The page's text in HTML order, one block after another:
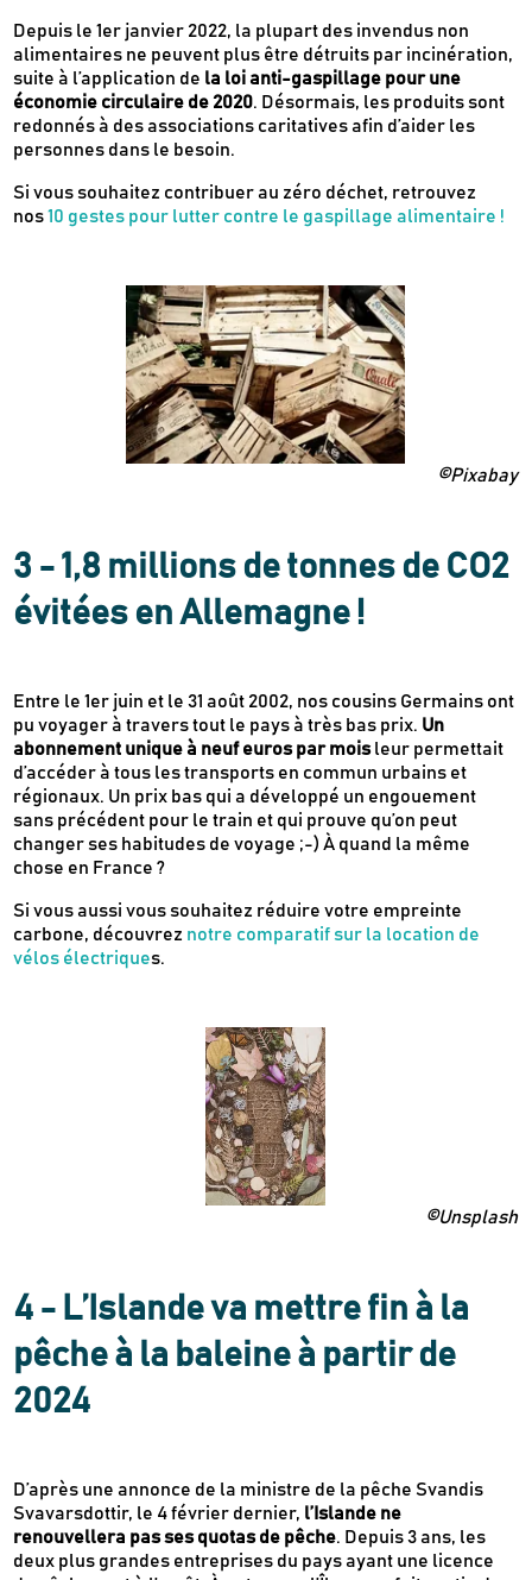
Depuis le 1er janvier 2022, la plupart des invendus non
alimentaires ne peuvent plus être détruits par incinération,
suite à l’application de la loi anti-gaspillage pour une
économie circulaire de 2020. Désormais, les produits sont
redonnés à des associations caritatives afin d’aider les
personnes dans le besoin.
Si vous souhaitez contribuer au zéro déchet, retrouvez
nos10 gestes pour lutter contre le gaspillage alimentaire !
©Pixabay
3 - 1,8 millions de tonnes de CO2
évitées en Allemagne !
Entre le 1er juin et le 31 août 2002, nos cousins Germains ont
pu voyager à travers tout le pays à très bas prix. Un
abonnement unique à neuf euros par moisleur permettait
d’accéder à tous les transports en commun urbains et
régionaux. Un prix bas qui a développé un engouement
sans précédent pour le train et qui prouve qu’on peut
changer ses habitudes de voyage ;-) À quand la même
chose en France ?
Si vous aussi vous souhaitez réduire votre empreinte
carbone, découvrez notre comparatif sur la location de
vélos électriques.
©Unsplash
4 - L’Islande va mettre fin à la
pêche à la baleine à partir de
2024
D’après une annonce de la ministre de la pêche Svandis
Svavarsdottir, le 4 février dernier, l’Islande ne
renouvellera pas ses quotas de pêche. Depuis 3 ans, les
deux plus grandes entreprises du pays ayant une licence